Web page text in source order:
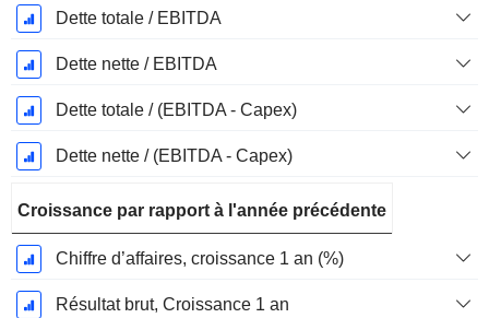
Dette totale / EBITDA
Dette nette / EBITDA
Dette totale / (EBITDA - Capex)
Dette nette / (EBITDA - Capex)
Croissance par rapport à l'année précédente
Chiffre d’affaires, croissance 1 an (%)
Résultat brut, Croissance 1 an